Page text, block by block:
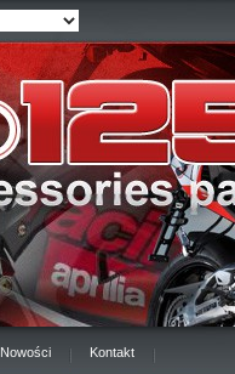
Nowości Kontakt